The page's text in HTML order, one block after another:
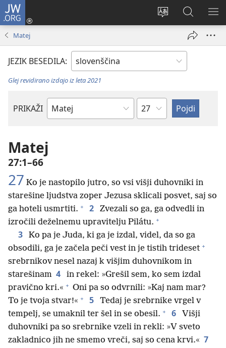
JW.ORG
Spremeni
spletnega
mesta
Prijava
(odpre
Iskanje
po
JW.ORG
Matej
JEZIK BESEDILA:
Glej revidirano izdajo iz leta 2021
PRIKAŽI
Po
knjigi
Poglavje
Matej
27:1–66
27 Ko je nastopilo jutro, so vsi višji duhovniki in
starešine ljudstva zoper Jezusa sklicali posvet, saj so
ga hoteli usmrtiti. + 2
Zvezali so ga, ga odvedli in
izročili deželnemu upravitelju Pilátu. +
3
Ko pa je Juda, ki ga je izdal, videl, da so ga
obsodili, ga je začela peči vest in je tistih trideset +
srebrnikov nesel nazaj k višjim duhovnikom in
starešinam 4
in rekel: »Grešil sem, ko sem izdal
pravično kri.« + Oni pa so odvrnili: »Kaj nam mar?
To je tvoja stvar!« + 5
Tedaj je srebrnike vrgel v
tempelj, se umaknil ter šel in se obesil. + 6
Višji
duhovniki pa so srebrnike vzeli in rekli: »V sveto
zakladnico jih ne smemo vreči, saj so cena krvi.« 7